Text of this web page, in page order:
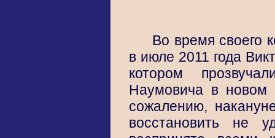
Во время своего
в июле 2011 года
котором
Наумовича в новом
сожалению,
восстановить не